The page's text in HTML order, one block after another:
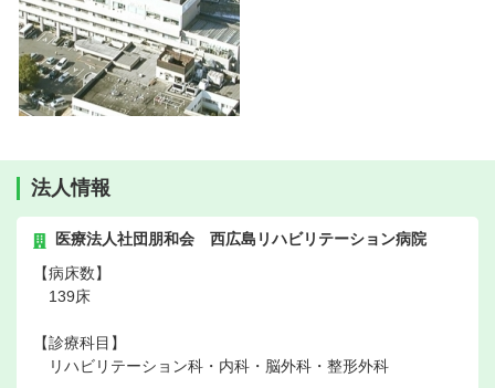
法人情報
医療法人社団朋和会 西広島リハビリテーション病院
【病床数】
139床
【診療科目】
リハビリテーション科・内科・脳外科・整形外科